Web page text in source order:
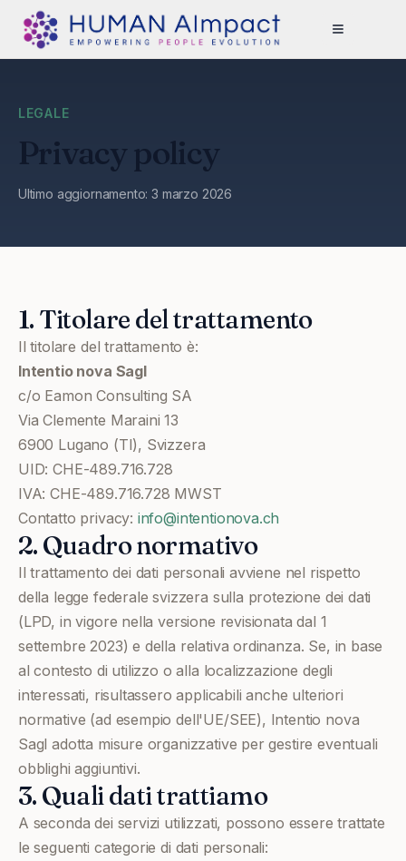
LEGALE
Privacy policy
Ultimo aggiornamento: 3 marzo 2026
1. Titolare del trattamento
Il titolare del trattamento è:
Intentio nova Sagl
c/o Eamon Consulting SA
Via Clemente Maraini 13
6900 Lugano (TI), Svizzera
UID: CHE-489.716.728
IVA: CHE-489.716.728 MWST
Contatto privacy: info@intentionova.ch
2. Quadro normativo
Il trattamento dei dati personali avviene nel rispetto
della legge federale svizzera sulla protezione dei dati
(LPD, in vigore nella versione revisionata dal 1
settembre 2023) e della relativa ordinanza. Se, in base
al contesto di utilizzo o alla localizzazione degli
interessati, risultassero applicabili anche ulteriori
normative (ad esempio dell'UE/SEE), Intentio nova
Sagl adotta misure organizzative per gestire eventuali
obblighi aggiuntivi.
3. Quali dati trattiamo
A seconda dei servizi utilizzati, possono essere trattate
le seguenti categorie di dati personali: